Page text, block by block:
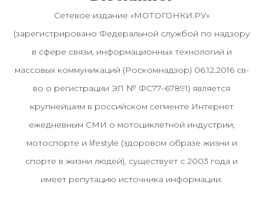
Сетевое издание «МОТОГОНКИ.РУ»
(зарегистрировано Федеральной службой по надзору
в сфере связи, информационных технологий и
массовых коммуникаций (Роскомнадзор) 06.12.2016 св-
во о регистрации ЭЛ № ФС77–67891) является
крупнейшим в российском сегменте Интернет
ежедневным СМИ о мотоциклетной индустрии,
мотоспорте и lifestyle (здоровом образе жизни и
спорте в жизни людей), существует с 2003 года и
имеет репутацию источника информации.